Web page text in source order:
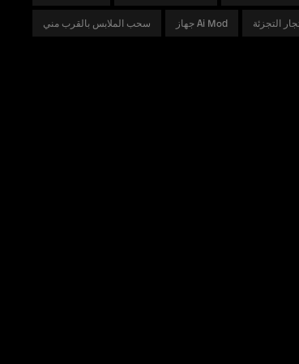
سحب الملابس بالقرب مني جهاز Ai Mod